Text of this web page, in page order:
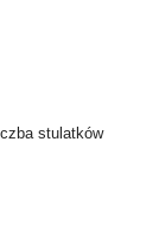
stulatków